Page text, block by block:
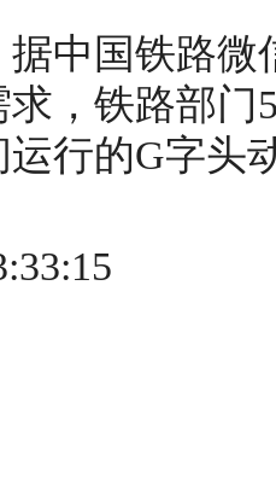
中国铁路
，铁路部门
行的G字头